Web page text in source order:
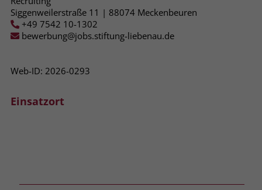
Siggenweilerstraße 11 | 88074 Meckenbeuren
+49 7542 10-1302
bewerbung@jobs.stiftung-liebenau.de
Web-ID: 2026-0293
Einsatzort